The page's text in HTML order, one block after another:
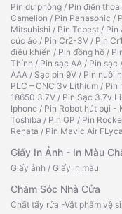
Pin dự phòng / Pin điện
Camelion / Pin Panasonic /
Mitsubishi / Pin Tcbest / Pin
cúc áo / Pin Cr2-3V / Pin
điều khiển / Pin đồng hồ /
Thính / Pin sạc AA / Pin sạc
AAA / Sạc pin 9V / Pin nuôi
PLC – CNC 3v Lithium / Pin
18650 3.7V / Pin Sạc 3.7v
Iphone / Pin Robot hút bụi -
Toshiba / Pin GP / Pin
Renata / Pin Mavic Air
Giấy In Ảnh - In Màu
Giấy ảnh / Giấy in màu
Chăm Sóc Nhà Cửa
Chất tẩy rửa -Vật phẩm vệ